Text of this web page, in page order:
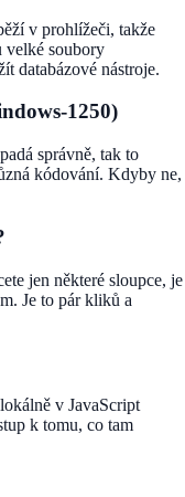
v prohlížeči, takže
velké soubory
databázové nástroje.
1250)
správně, tak to
kódování. Kdyby ne,
jen některé sloupce, je
Je to pár kliků a
v JavaScript
k tomu, co tam